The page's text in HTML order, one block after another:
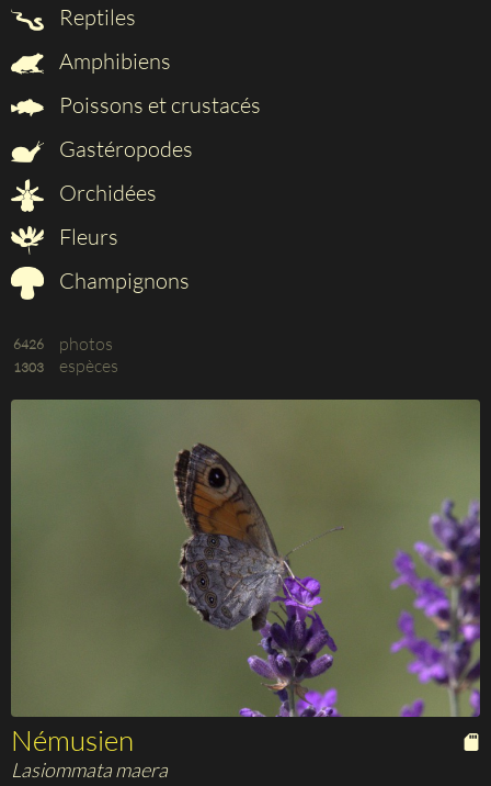
Reptiles
Amphibiens
Poissons et crustacés
Gastéropodes
Orchidées
Fleurs
Champignons
6426 photos
1303 espèces
Némusien
Lasiommata maera